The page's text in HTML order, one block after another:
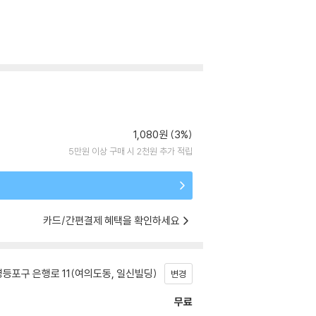
1,080원 (3%)
5만원 이상 구매 시 2천원 추가 적립
카드/간편결제 혜택을 확인하세요
포구 은행로 11(여의도동, 일신빌딩) 변경
무료